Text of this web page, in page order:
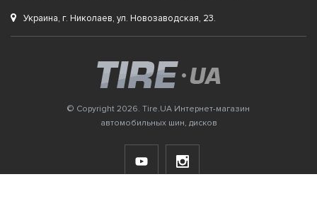
Украина, г. Николаев, ул. Новозаводская, 23.
© Copyright 2026. Tire.UA Интернет-магазин
автомобильных шин, дисков